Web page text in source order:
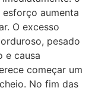
esforço aumenta
O excesso
pesado
e causa
começar um
No fim das